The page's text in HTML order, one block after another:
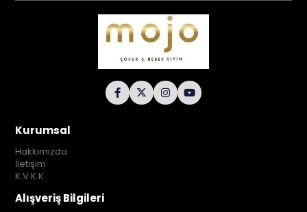
Kurumsal
Hakkımızda
İletişim
K.V.K.K
Alışveriş Bilgileri